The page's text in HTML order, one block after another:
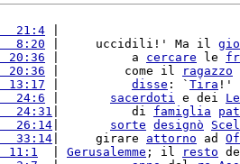
21:4
8:20 |     uccidili!' Ma il
20:36 |          a cercare le
20:36 |         come il
ragazzo
13:17 disse : ` Tira !'
24:6 sacerdoti e dei
24:31 |          di famiglia
26:14 sorte designò
33:14 |     girare attorno ad
11:1 Gerusalemme ; il resto